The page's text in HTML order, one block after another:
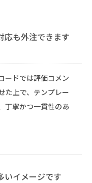
応も外注できます
ードでは評価コメン
た上で、テンプレー
丁寧かつ一貫性のあ
いイメージです